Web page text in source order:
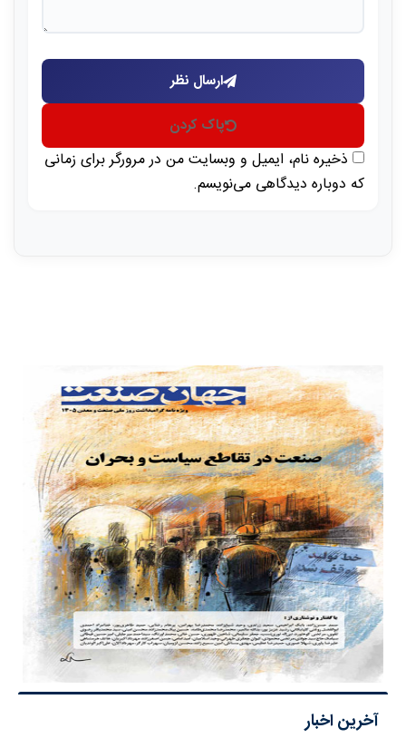
ارسال نظر
پاک کردن
ذخیره نام، ایمیل و وبسایت من در مرورگر برای زمانی
که دوباره دیدگاهی می‌نویسم.
آخرین اخبار